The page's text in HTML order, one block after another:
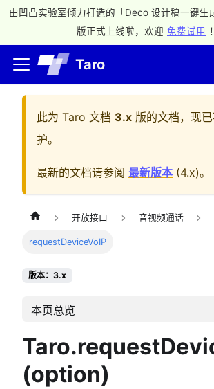
由凹凸实验室倾力打造的「Deco 设计稿一键生
版正式上线啦，欢迎 免费试用 ！
Taro
此为 Taro 文档 3.x 版的文档，现
护。
最新的文档请参阅 最新版本 (4.x)。
开放接口 音视频通话
requestDeviceVoIP
版本：3.x
本页总览
(option)